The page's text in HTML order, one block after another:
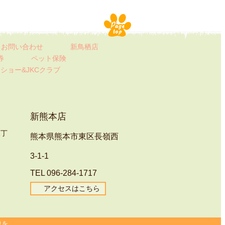
お問い合わせ
新鳥栖店
ペット保険
ショー&JKCクラブ
新熊本店
熊本県熊本市東区長嶺西
3-1-1
TEL 096-284-1717
アクセスはこちら